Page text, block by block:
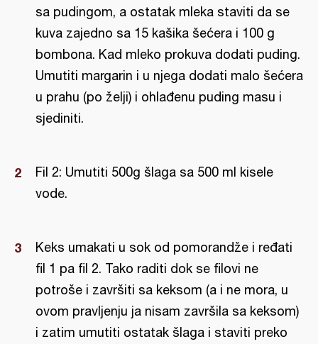
sa pudingom, a ostatak mleka staviti da se
kuva zajedno sa 15 kašika šećera i 100 g
bombona. Kad mleko prokuva dodati puding.
Umutiti margarin i u njega dodati malo šećera
u prahu (po želji) i ohlađenu puding masu i
sjediniti.
Fil 2: Umutiti 500g šlaga sa 500 ml kisele
vode.
Keks umakati u sok od pomorandže i ređati
fil 1 pa fil 2. Tako raditi dok se filovi ne
potroše i završiti sa keksom (a i ne mora, u
ovom pravljenju ja nisam završila sa keksom)
i zatim umutiti ostatak šlaga i staviti preko